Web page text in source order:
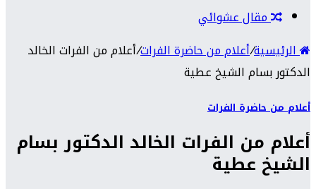
مقال عشوائي
الرئيسية/أعلام من حاضرة الفرات/أعلام من الفرات الخالد
الدكتور بسام الشيخ عطية
أعلام من حاضرة الفرات
أعلام من الفرات الخالد الدكتور بسام
الشيخ عطية